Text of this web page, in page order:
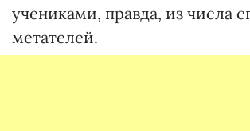
учениками, правда, из числа
метателей.